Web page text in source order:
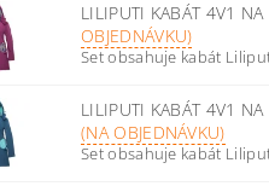
LILIPUTI KABÁT 4V1
OBJEDNÁVKU)
Set obsahuje kabát
LILIPUTI KABÁT 4V1
(NA OBJEDNÁVKU)
Set obsahuje kabát